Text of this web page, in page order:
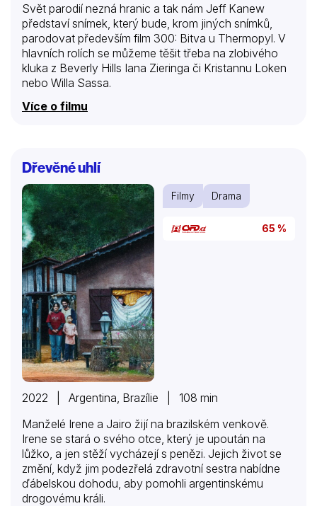
Svět parodií nezná hranic a tak nám Jeff Kanew
představí snímek, který bude, krom jiných snímků,
parodovat především film 300: Bitva u Thermopyl. V
hlavních rolích se můžeme těšit třeba na zlobivého
kluka z Beverly Hills Iana Zieringa či Kristannu Loken
nebo Willa Sassa.
Více o filmu
Dřevěné uhlí
Filmy Drama
65 %
2022 | Argentina, Brazílie | 108 min
Manželé Irene a Jairo žijí na brazilském venkově.
Irene se stará o svého otce, který je upoután na
lůžko, a jen stěží vycházejí s penězi. Jejich život se
změní, když jim podezřelá zdravotní sestra nabídne
ďábelskou dohodu, aby pomohli argentinskému
drogovému králi.